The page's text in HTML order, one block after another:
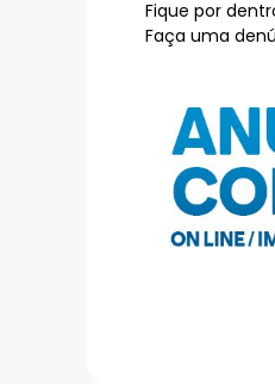
Fique por
Faça uma